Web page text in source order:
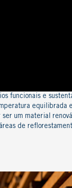
funcionais e
equilibrada
um material
de